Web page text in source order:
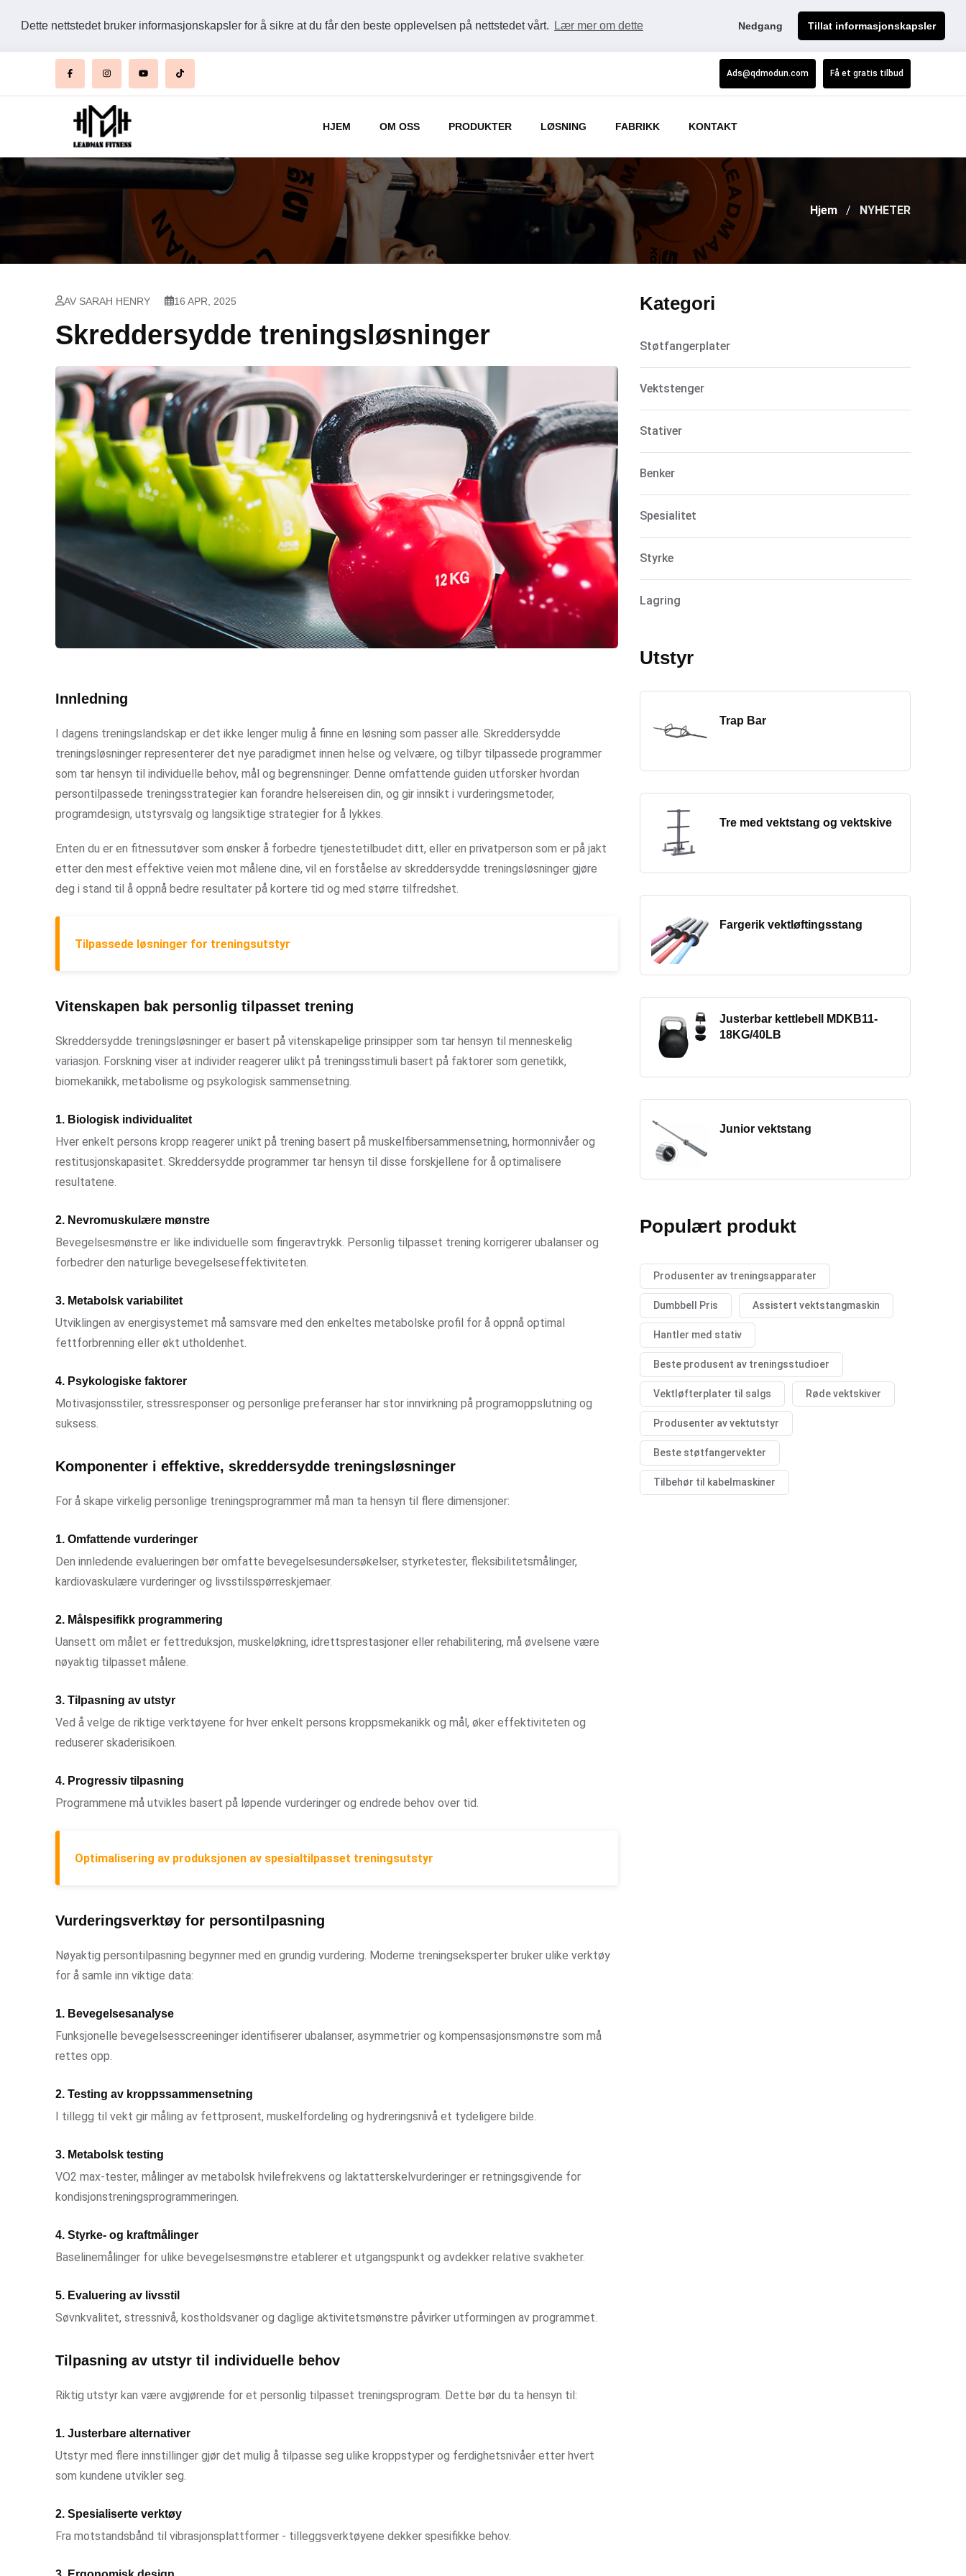
Dette nettstedet bruker informasjonskapsler for å sikre at du får den beste opplevelsen på nettstedet vårt. Lær mer om dette Nedgang Tillat informasjonskapsler
Ads@qdmodun.com Få et gratis tilbud
HJEM OM OSS PRODUKTER LØSNING FABRIKK KONTAKT
Hjem NYHETER
AV SARAH HENRY 16 APR, 2025
Skreddersydde treningsløsninger
Innledning
I dagens treningslandskap er det ikke lenger mulig å finne en løsning som passer alle. Skreddersydde
treningsløsninger representerer det nye paradigmet innen helse og velvære, og tilbyr tilpassede programmer
som tar hensyn til individuelle behov, mål og begrensninger. Denne omfattende guiden utforsker hvordan
persontilpassede treningsstrategier kan forandre helsereisen din, og gir innsikt i vurderingsmetoder,
programdesign, utstyrsvalg og langsiktige strategier for å lykkes.
Enten du er en fitnessutøver som ønsker å forbedre tjenestetilbudet ditt, eller en privatperson som er på jakt
etter den mest effektive veien mot målene dine, vil en forståelse av skreddersydde treningsløsninger gjøre
deg i stand til å oppnå bedre resultater på kortere tid og med større tilfredshet.
Tilpassede løsninger for treningsutstyr
Vitenskapen bak personlig tilpasset trening
Skreddersydde treningsløsninger er basert på vitenskapelige prinsipper som tar hensyn til menneskelig
variasjon. Forskning viser at individer reagerer ulikt på treningsstimuli basert på faktorer som genetikk,
biomekanikk, metabolisme og psykologisk sammensetning.
1. Biologisk individualitet
Hver enkelt persons kropp reagerer unikt på trening basert på muskelfibersammensetning, hormonnivåer og
restitusjonskapasitet. Skreddersydde programmer tar hensyn til disse forskjellene for å optimalisere
resultatene.
2. Nevromuskulære mønstre
Bevegelsesmønstre er like individuelle som fingeravtrykk. Personlig tilpasset trening korrigerer ubalanser og
forbedrer den naturlige bevegelseseffektiviteten.
3. Metabolsk variabilitet
Utviklingen av energisystemet må samsvare med den enkeltes metabolske profil for å oppnå optimal
fettforbrenning eller økt utholdenhet.
4. Psykologiske faktorer
Motivasjonsstiler, stressresponser og personlige preferanser har stor innvirkning på programoppslutning og
suksess.
Komponenter i effektive, skreddersydde treningsløsninger
For å skape virkelig personlige treningsprogrammer må man ta hensyn til flere dimensjoner:
1. Omfattende vurderinger
Den innledende evalueringen bør omfatte bevegelsesundersøkelser, styrketester, fleksibilitetsmålinger,
kardiovaskulære vurderinger og livsstilsspørreskjemaer.
2. Målspesifikk programmering
Uansett om målet er fettreduksjon, muskeløkning, idrettsprestasjoner eller rehabilitering, må øvelsene være
nøyaktig tilpasset målene.
3. Tilpasning av utstyr
Ved å velge de riktige verktøyene for hver enkelt persons kroppsmekanikk og mål, øker effektiviteten og
reduserer skaderisikoen.
4. Progressiv tilpasning
Programmene må utvikles basert på løpende vurderinger og endrede behov over tid.
Optimalisering av produksjonen av spesialtilpasset treningsutstyr
Vurderingsverktøy for persontilpasning
Nøyaktig persontilpasning begynner med en grundig vurdering. Moderne treningseksperter bruker ulike verktøy
for å samle inn viktige data:
1. Bevegelsesanalyse
Funksjonelle bevegelsesscreeninger identifiserer ubalanser, asymmetrier og kompensasjonsmønstre som må
rettes opp.
2. Testing av kroppssammensetning
I tillegg til vekt gir måling av fettprosent, muskelfordeling og hydreringsnivå et tydeligere bilde.
3. Metabolsk testing
VO2 max-tester, målinger av metabolsk hvilefrekvens og laktatterskelvurderinger er retningsgivende for
kondisjonstreningsprogrammeringen.
4. Styrke- og kraftmålinger
Baselinemålinger for ulike bevegelsesmønstre etablerer et utgangspunkt og avdekker relative svakheter.
5. Evaluering av livsstil
Søvnkvalitet, stressnivå, kostholdsvaner og daglige aktivitetsmønstre påvirker utformingen av programmet.
Tilpasning av utstyr til individuelle behov
Riktig utstyr kan være avgjørende for et personlig tilpasset treningsprogram. Dette bør du ta hensyn til:
1. Justerbare alternativer
Utstyr med flere innstillinger gjør det mulig å tilpasse seg ulike kroppstyper og ferdighetsnivåer etter hvert
som kundene utvikler seg.
2. Spesialiserte verktøy
Fra motstandsbånd til vibrasjonsplattformer - tilleggsverktøyene dekker spesifikke behov.
Kategori
Støtfangerplater
Vektstenger
Stativer
Benker
Spesialitet
Styrke
Lagring
Utstyr
Trap Bar
Tre med vektstang og vektskive
Fargerik vektløftingsstang
Justerbar kettlebell MDKB11-
18KG/40LB
Junior vektstang
Populært produkt
Produsenter av treningsapparater
Dumbbell Pris Assistert vektstangmaskin
Hantler med stativ
Beste produsent av treningsstudioer
Vektløfterplater til salgs Røde vektskiver
Produsenter av vektutstyr
Beste støtfangervekter
Tilbehør til kabelmaskiner